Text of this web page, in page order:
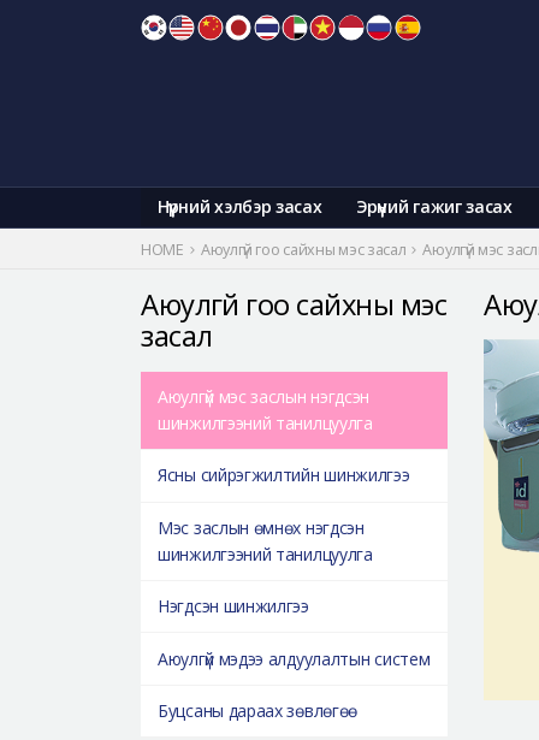
Нүүрний хэлбэр засах Эрүүний гажиг засах
HOME Аюулгүй гоо сайхны мэс засал Аюулгүй мэс
Аюулгүй гоо сайхны мэс
засал
Аюулгүй мэс заслын нэгдсэн
шинжилгээний танилцуулга
Ясны сийрэгжилтийн шинжилгээ
Мэс заслын өмнөх нэгдсэн
шинжилгээний танилцуулга
Нэгдсэн шинжилгээ
Аюулгүй мэдээ алдуулалтын систем
Буцсаны дараах зөвлөгөө